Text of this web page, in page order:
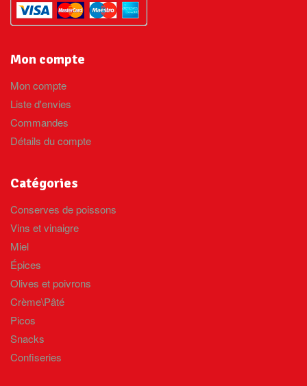
Mon compte
Mon compte
Liste d'envies
Commandes
Détails du compte
Catégories
Conserves de poissons
Vins et vinaigre
Miel
Épices
Olives et poivrons
Crème\Pâté
Picos
Snacks
Confiseries